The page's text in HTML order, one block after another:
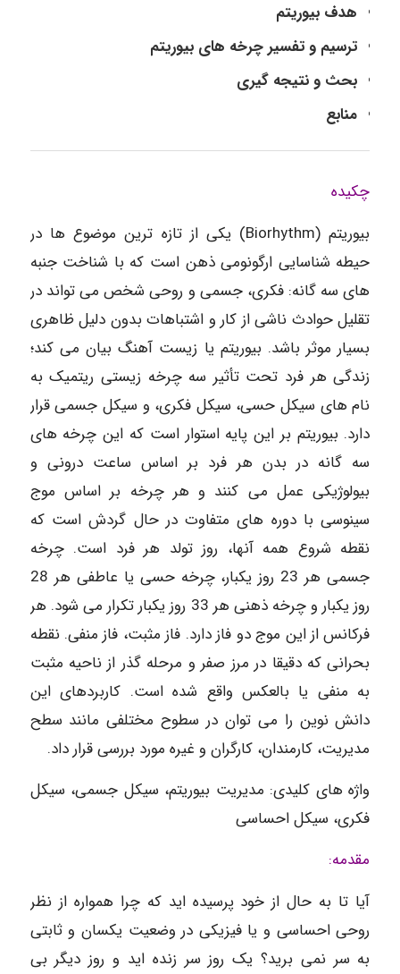
هدف بیوریتم
ترسیم و تفسیر چرخه های بیوریتم
بحث و نتیجه گیری
منابع
چکیده
بیوریتم (Biorhythm) یکی از تازه ترین موضوع ها در
حیطه شناسایی ارگونومی ذهن است که با شناخت جنبه
های سه گانه: فکری، جسمی و روحی شخص می تواند در
تقلیل حوادث ناشی از کار و اشتباهات بدون دلیل ظاهری
بسیار موثر باشد. بیوریتم یا زیست آهنگ بیان می کند؛
زندگی هر فرد تحت تأثیر سه چرخه زیستی ریتمیک به
نام های سیکل حسی، سیکل فکری، و سیکل جسمی قرار
دارد. بیوریتم بر این پایه استوار است که این چرخه های
سه گانه در بدن هر فرد بر اساس ساعت درونی و
بیولوژیکی عمل می کنند و هر چرخه بر اساس موج
سینوسی با دوره های متفاوت در حال گردش است که
نقطه شروع همه آنها، روز تولد هر فرد است. چرخه
جسمی هر 23 روز یکبار، چرخه حسی یا عاطفی هر 28
روز یکبار و چرخه ذهنی هر 33 روز یکبار تکرار می شود. هر
فرکانس از این موج دو فاز دارد. فاز مثبت، فاز منفی. نقطه
بحرانی که دقیقا در مرز صفر و مرحله گذر از ناحیه مثبت
به منفی یا بالعکس واقع شده است. کاربردهای این
دانش نوین را می توان در سطوح مختلفی مانند سطح
مدیریت، کارمندان، کارگران و غیره مورد بررسی قرار داد.
واژه های کلیدی: مدیریت بیوریتم، سیکل جسمی، سیکل
فکری، سیکل احساسی
مقدمه:
آیا تا به حال از خود پرسیده اید که چرا همواره از نظر
روحی احساسی و یا فیزیکی در وضعیت یکسان و ثابتی
به سر نمی برید؟ یک روز سر زنده اید و روز دیگر بی